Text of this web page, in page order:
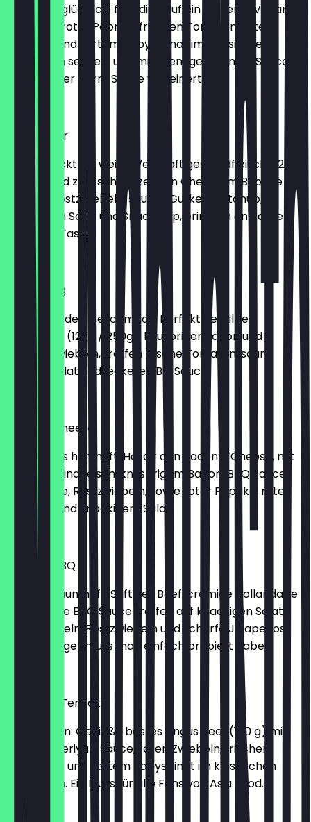
Fleischlos glücklich: freu dich auf ein leckeres Vegan
Patty, mit roter Paprika, frischen Tomaten, roten
Zwiebeln und zartem Baby Spinat im klassischen
Sesam Bun serviert und mit cremiger Erdnuss Sauce
und pikanter Curry Sauce verfeinert.
New Yorker
So schmeckt die weite Welt: Saftiges Rindfleisch (125g
/ 250g) und zart schmelzenden Cheese im Brioche
Bun, mit Röstzwiebeln, sauren Gurken, Ketchup,
knackigem Salat und Snack-Dip, erinnern an echten
Hot-Dog-Taste.
Bacon BBQ
Komm auf den Geschmack: Perfekt gegrilltes
Rindfleisch (125g / 250g), knuspriger Bacon und
würzige Zwiebeln, treffen frische Tomaten, saure
Gurken, Salat und leckere BBQ Sauce
Bacon’n’Cheese
Jetzt wird’s herzhaft: Hol dir den Bacon’n’Cheese, mit
saftigem Rindfleisch, knusprigem Bacon, BBQ Sauce,
Käse Sauce, Röstzwiebeln, sowie roter Paprika, roten
Zwiebeln und knackigem Salat.
Dreamy BBQ
Einfach traumhaft: Saftiges Beef, cremige Hollandaise
und würzige BBQ Sauce treffen auf knackigen Salat,
rote Zwiebeln, Röstzwiebeln und scharfe Jalapeños.
Diesen Burger muss man einfach probiert haben
Big Angus Teriyaki
Big in Japan: Genieße bestes Angus Beef (150 g) mit
würziger Teriyaki Sauce, roten Zwiebeln, frischer
Salatgurke und zartem Babyspinat im klassischen
Sesam Bun. Ein Muss für alle Fans von Asia Food.